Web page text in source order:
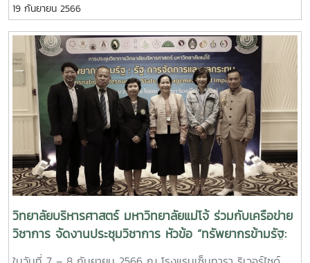
การนำเสนอบทความวันที่ 7 กันยายน 2566ห้องย่อยที่ 1 ผลงาน
บทความ ดีเด่น จำนวน 1 บทความ ได้แก่บทความเรื่อง “ปัจจัยที่
ส่งผลต่อการตัดสินใจเดินทางท่องเที่ยวชุมชนเชิงชาติพันธุ์ของนัก
ท่องเที่ยวกลุ่ม Solo Female หลังโควิด-19” ผู้นำเสนอบทความ
ได้แก่ นางมณฑิรา ธรรมจารีย์ ซิมิชผลงานบทความ ระดับ ดี
จำนวน 3 บทความ ได้แก่บทความเรื่อง “การบริหารจัดการอุทยาน
ธรณีโลกสตูลและการเชื่อมโยงอุทยานธรณีโลก”ผู้นำเสนอบทความ
ได้แก่ ดร.จารุวรรณ ทองเนื้อแข็ง และ ดร.ห้าวหาญ ทวีเส้ง
บทความเรื่อง “ปัจจัยที่มีอิทธิพลต่อการเตรียมความพร้อมสู่การ
เป็นผู้สูงวัยอย่างมีคุณภาพ: กรณีศึกษา ประชาชนในตำบลแม่
ทราย อำเภอร้องกวาง จังหวัดแพร่”ผู้นำเสนอบทความ ได้แก่ นาย
พัทธดนย์ พุฒดงบทความเรื่อง “กลยุทธ์การพัฒนาตลาดการ
ท่องเที่ยวอุทยานธรณีโลกสตูล”ผู้นำเสนอบทความ ได้แก่
ผศ.ดร.ป้องศักดิ์ ทองเนื้อแข็งห้องย่อยที่ 2ผลงานบทความ ดีเด่น
จำนวน 1 บทความ ได้แก่บทความเรื่อง “พุทธธรรมที่มีส่วนเสริม
19 กันยายน 2566
วิทยาลัยบริหารศาสตร์ มหาวิทยาลัยแม่โจ้ ร่วมกับเครือข่าย
วิชาการ จัดงานประชุมวิชาการ หัวข้อ “ทรัพยากรข้ามรัฐ:
รัฐ การจัดการและผลกระทบ”